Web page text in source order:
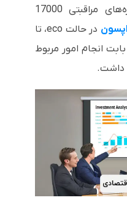
به لطف عمر لامپ و دوره‌های مراقبتی 17000
در حالت eco، تا
انجام امور مربوط
داشت.